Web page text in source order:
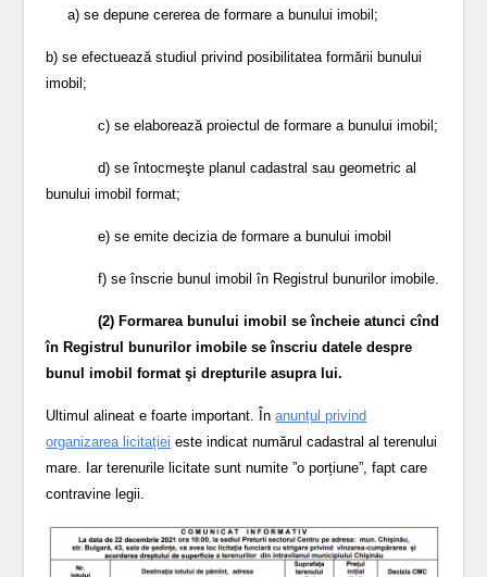
a) se depune cererea de formare a bunului imobil;
b) se efectuează studiul privind posibilitatea formării bunului
imobil;
c) se elaborează proiectul de formare a bunului imobil;
d) se întocmeşte planul cadastral sau geometric al
bunului imobil format;
e) se emite decizia de formare a bunului imobil
f) se înscrie bunul imobil în Registrul bunurilor imobile.
(2) Formarea bunului imobil se încheie atunci cînd
în Registrul bunurilor imobile se înscriu datele despre
bunul imobil format şi drepturile asupra lui.
Ultimul alineat e foarte important. Înanunțul privind
organizarea licitației este indicat numărul cadastral al terenului
mare. Iar terenurile licitate sunt numite ”o porțiune”, fapt care
contravine legii.